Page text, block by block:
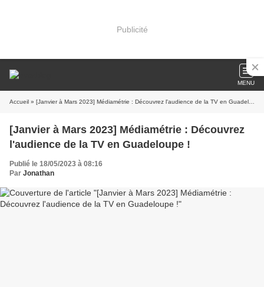
Publicité
MENU
Accueil » [Janvier à Mars 2023] Médiamétrie : Découvrez l'audience de la TV en Guadeloupe !
[Janvier à Mars 2023] Médiamétrie : Découvrez
l'audience de la TV en Guadeloupe !
Publié le 18/05/2023 à 08:16
Par Jonathan